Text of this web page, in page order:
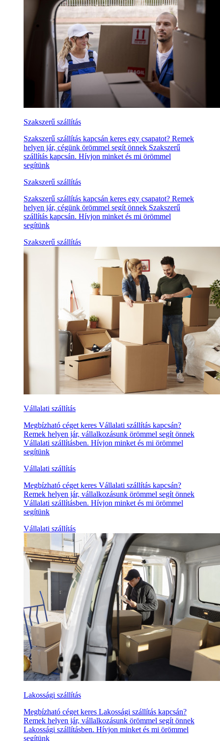
Szakszerű szállítás
Szakszerű szállítás kapcsán keres egy csapatot? Remek
helyen jár, cégünk örömmel segít önnek Szakszerű
szállítás kapcsán. Hívjon minket és mi örömmel
segítünk
Szakszerű szállítás
Szakszerű szállítás kapcsán keres egy csapatot? Remek
helyen jár, cégünk örömmel segít önnek Szakszerű
szállítás kapcsán. Hívjon minket és mi örömmel
segítünk
Szakszerű szállítás
Vállalati szállítás
Megbízható céget keres Vállalati szállítás kapcsán?
Remek helyen jár, vállalkozásunk örömmel segít önnek
Vállalati szállításben. Hívjon minket és mi örömmel
segítünk
Vállalati szállítás
Megbízható céget keres Vállalati szállítás kapcsán?
Remek helyen jár, vállalkozásunk örömmel segít önnek
Vállalati szállításben. Hívjon minket és mi örömmel
segítünk
Vállalati szállítás
Lakossági szállítás
Megbízható céget keres Lakossági szállítás kapcsán?
Remek helyen jár, vállalkozásunk örömmel segít önnek
Lakossági szállításben. Hívjon minket és mi örömmel
segítünk